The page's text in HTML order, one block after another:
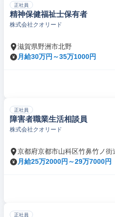
正社員
精神保健福祉士保有者
株式会社クオリード
滋賀県野洲市北野
月給30万円～35万1000円
正社員
障害者職業生活相談員
株式会社クオリード
京都府京都市山科区竹鼻竹ノ街
月給25万2000円～29万7000円
正社員